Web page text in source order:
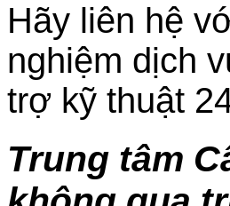
Hãy liên hệ
nghiệm dịch
trợ kỹ thuật
Trung tâm